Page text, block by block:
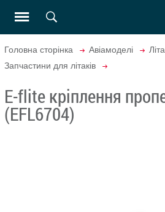
Головна сторінка Авіамоделі
Запчастини для літаків
E-flite кріплення
(EFL6704)